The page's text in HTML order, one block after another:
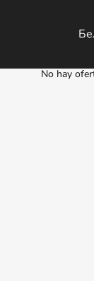
No hay